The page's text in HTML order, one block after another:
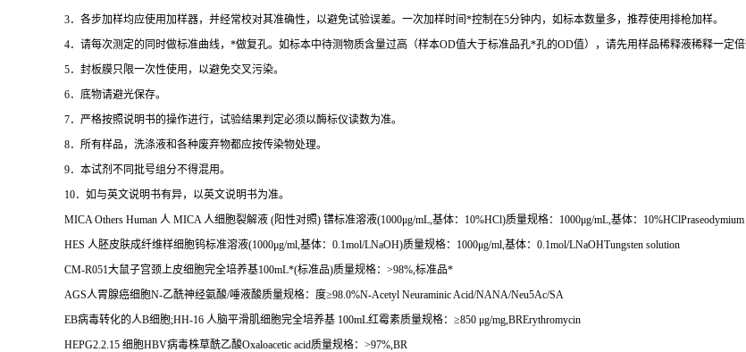
3．各步加样均应使用加样器，并经常校对其准确性，以避免试验误差。一次加样时间*控制在5分钟内，如标本数量多，推荐使用排枪加样。
4．请每次测定的同时做标准曲线， *做复孔。如标本中待测物质含量过高（样本OD值大于标准品孔*孔的OD值），请先用样品稀释液稀释一定
5．封板膜只限一次性使用，以避免交叉污染。
6．底物请避光保存。
7．严格按照说明书的操作进行，试验结果判定必须以酶标仪读数为准。
8．所有样品，洗涤液和各种废弃物都应按传染物处理。
9．本试剂不同批号组分不得混用。
10．如与英文说明书有异，以英文说明书为准。
MICA Others Human 人 MICA 人细胞裂解液 (阳性对照) 镨标准溶液(1000μg/mL, 基体： 10%HCl)质量规格： 1000μg/mL, 基体： 10%HClPraseodymium
HES 人胚皮肤成纤维样细胞钨标准溶液(1000μg/ml, 基体： 0.1mol/LNaOH)质量规格： 1000μg/ml, 基体： 0.1mol/LNaOHTungsten solution
CM-R051大鼠子宫颈上皮细胞完全培养基100mL*(标准品)质量规格： >98%, 标准品*
AGS人胃腺癌细胞N-乙酰神经氨酸/唾液酸质量规格：度≥98.0%N-Acetyl Neuraminic Acid/NANA/Neu5Ac/SA
EB病毒转化的人B细胞;HH-16 人脑平滑肌细胞完全培养基 100mL红霉素质量规格：≥850 μg/mg,BRErythromycin
HEPG2.2.15 细胞HBV病毒株草酰乙酸Oxaloacetic acid质量规格： >97%,BR